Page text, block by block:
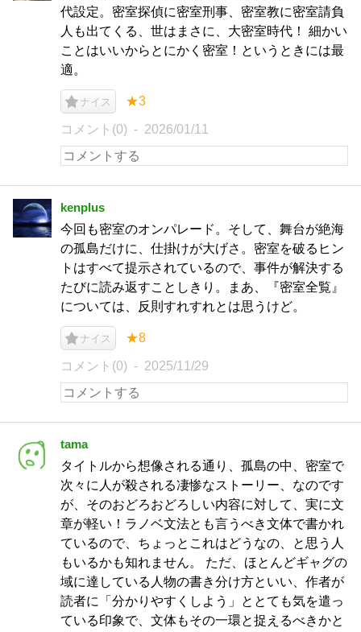
代設定。密室探偵に密室刑事、密室教に密室請負
人も出てくる、世はまさに、大密室時代！ 細かい
ことはいいからとにかく密室！というときには最
適。
ナイス ★3
コメント(0) 2026/01/11
kenplus
今回も密室のオンパレード。そして、舞台が絶海
の孤島だけに、仕掛けが大げさ。密室を破るヒン
トはすべて提示されているので、事件が解決する
たびに読み返すことしきり。まあ、『密室全覧』
については、反則すれすれとは思うけど。
ナイス ★8
コメント(0) 2025/11/29
tama
タイトルから想像される通り、孤島の中、密室で
次々に人が殺される凄惨なストーリー、なのです
が、そのおどろおどろしい内容に対して、実に文
章が軽い！ラノベ文法とも言うべき文体で書かれ
ているので、ちょっとこれはどうなの、と思う人
もいるかも知れません。 ただ、ほとんどギャグの
域に達している人物の書き分け方といい、作者が
読者に「分かりやすくしよう」ととても気を遣っ
ている印象で、文体もその一環と捉えるべきかと